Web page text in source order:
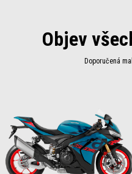
Objev
Doporučená